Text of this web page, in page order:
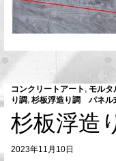
コンクリートアート , モル
り調, 杉板浮造り調 パネル
杉板浮造
2023年11月10日